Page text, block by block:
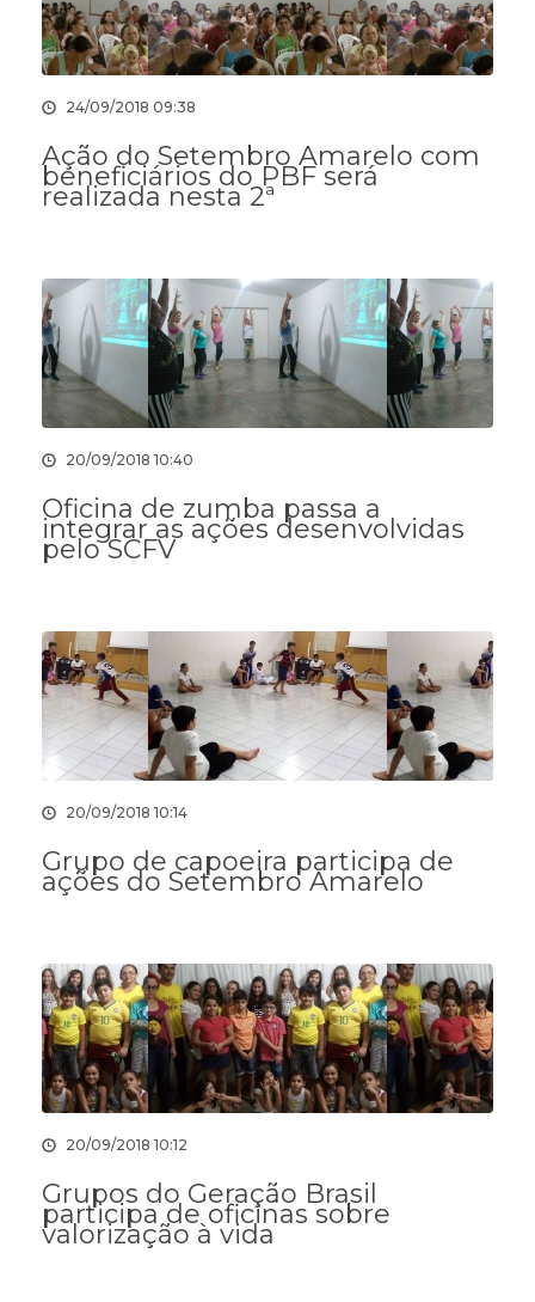
24/09/2018 09:38
Ação do Setembro Amarelo com
beneficiários do PBF será
realizada nesta 2ª
20/09/2018 10:40
Oficina de zumba passa a
integrar as ações desenvolvidas
pelo SCFV
20/09/2018 10:14
Grupo de capoeira participa de
ações do Setembro Amarelo
20/09/2018 10:12
Grupos do Geração Brasil
participa de oficinas sobre
valorização à vida